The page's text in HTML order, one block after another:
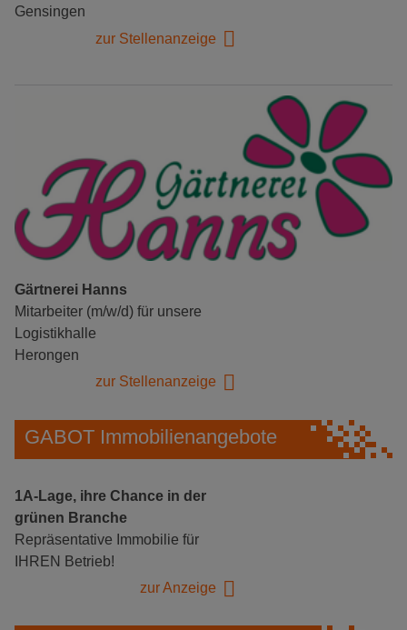
Gensingen
zur Stellenanzeige
Gärtnerei Hanns
Mitarbeiter (m/w/d) für unsere
Logistikhalle
Herongen
zur Stellenanzeige
GABOT Immobilienangebote
1A-Lage, ihre Chance in der
grünen Branche
Repräsentative Immobilie für
IHREN Betrieb!
zur Anzeige